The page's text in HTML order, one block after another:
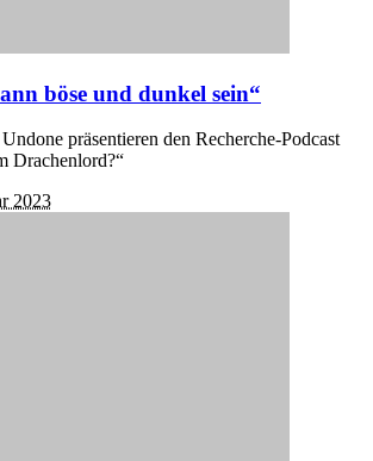
böse und dunkel sein“
präsentieren den Recherche-Podcast
Drachenlord?“
2023